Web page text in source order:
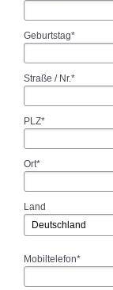
Geburtstag*
Straße / Nr.*
PLZ*
Ort*
Land
Mobiltelefon*